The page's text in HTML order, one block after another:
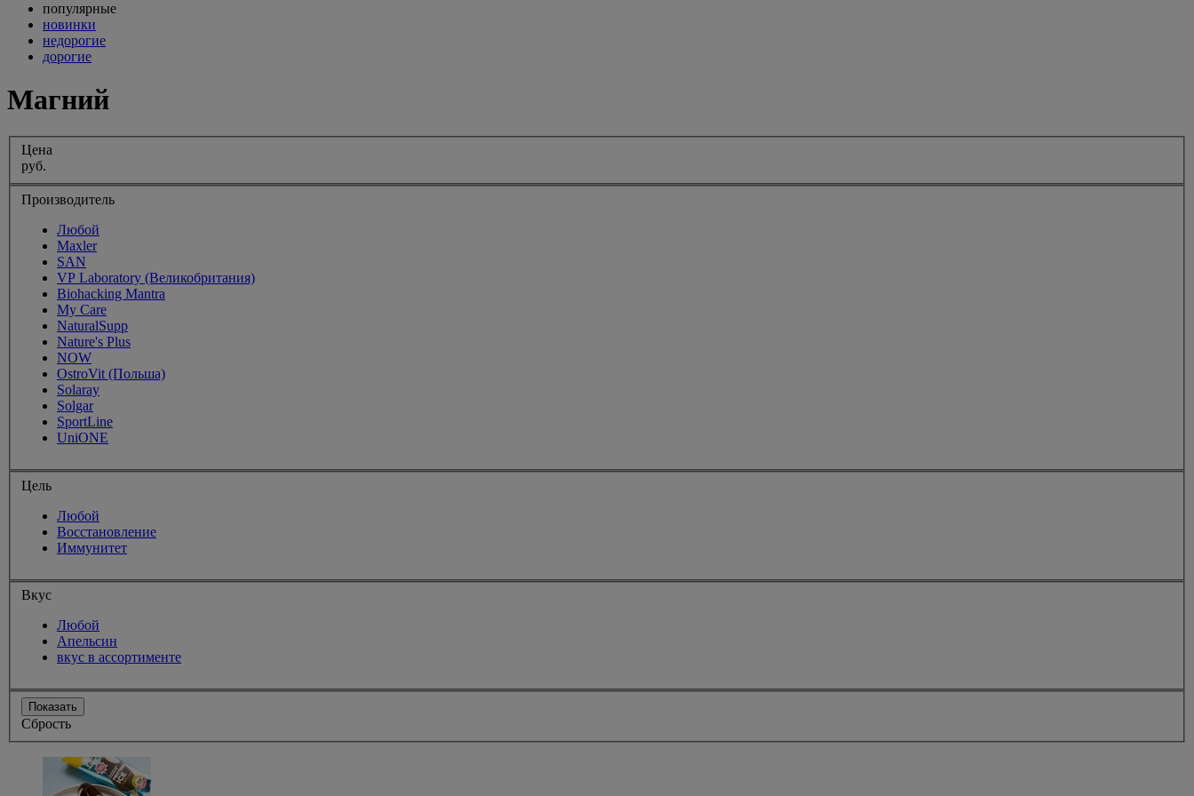
популярные
новинки
недорогие
дорогие
Магний
Цена
руб.
Производитель
Любой
Maxler
SAN
VP Laboratory (Великобритания)
Biohacking Mantra
My Care
NaturalSupp
Nature's Plus
NOW
OstroVit (Польша)
Solaray
Solgar
SportLine
UniONE
Цель
Любой
Восстановление
Иммунитет
Вкус
Любой
Апельсин
вкус в ассортименте
Показать
Сбрость